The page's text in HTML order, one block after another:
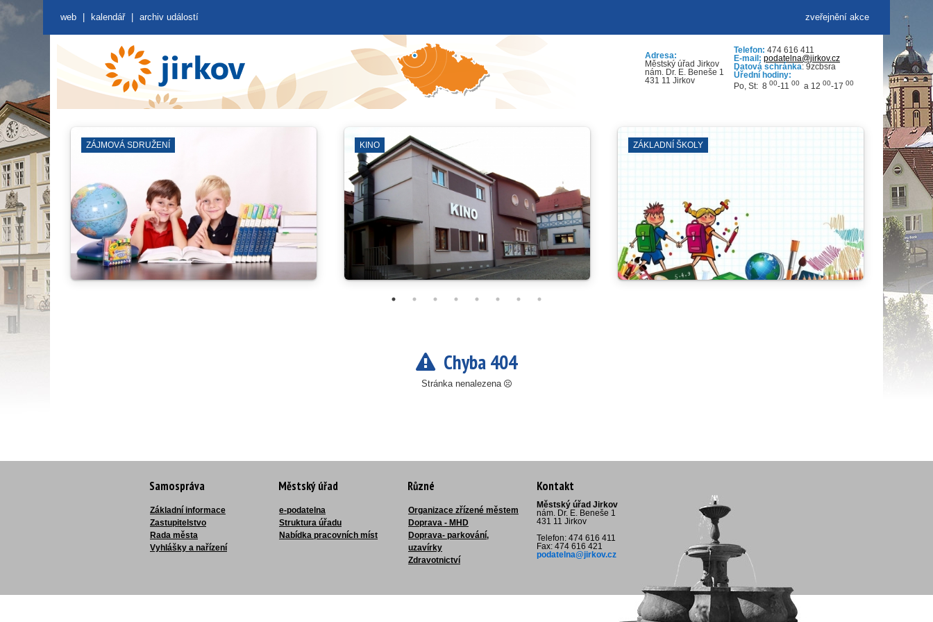
zveřejnění akce
web kalendář archiv událostí
Adresa:
Městský úřad Jirkov
nám. Dr. E. Beneše 1
431 11 Jirkov
Telefon: 474 616 411
E-mail: podatelna@jirkov.cz
Datová schránka: 9zcbsra
Úřední hodiny:
Po, St: 8 00-11 00 a 12 00-17 00
ZÁKLADNÍ ŠKOLY VÝVOZ POPELNIC ZÁBORY
Chyba 404
Stránka nenalezena
Samospráva
Základní informace
Zastupitelstvo
Rada města
Vyhlášky a nařízení
Městský úřad
e-podatelna
Struktura úřadu
Nabídka pracovních míst
Různé
Organizace zřízené městem
Doprava - MHD
Doprava- parkování,
uzavírky
Zdravotnictví
Kontakt
Městský úřad Jirkov
nám. Dr. E. Beneše 1
431 11 Jirkov
Telefon: 474 616 411
Fax: 474 616 421
podatelna@jirkov.cz